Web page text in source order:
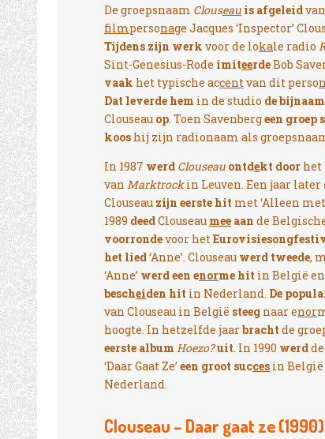
De groepsnaam Clouseauis afgeleid
filmpersonage Jacques ‘Inspector’
Tijdens zijn werk voor de lokale radio
Sint-Genesius-Rode imiteerdeBob
vaak het typische accentvan dit perso
Dat leverde hem in de studio de bijnaam
Clouseau op. Toen Savenbergeen groep
koos hij zijn radionaam als
In 1987 werd Clouseau ontdekt door het
van Marktrockin Leuven. Een jaar later
Clouseau zijn eerste hit met ‘Alleen met
1989 deedClouseau mee aan de
voorrondevoor het
het lied‘Anne’. Clouseau werd tweede,
‘Anne’ werd een enorme hit in België en
bescheiden hit in Nederland. De
van Clouseau in België steeg naar enor
hoogte. In hetzelfde jaarbracht de
eerste album Hoezo?uit. In 1990 werd
‘Daar Gaat Ze’ een groot succes in België
Nederland.
Clouseau – Daar gaat ze (1990)